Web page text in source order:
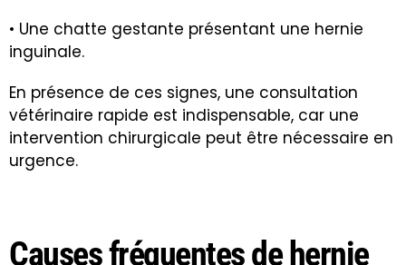
• Une chatte gestante présentant une hernie
inguinale.
En présence de ces signes, une consultation
vétérinaire rapide est indispensable, car une
intervention chirurgicale peut être nécessaire en
urgence.
Causes fréquentes de hernie